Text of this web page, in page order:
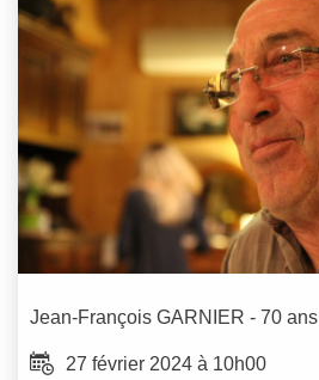
Jean-François GARNIER - 70 ans
27 février 2024 à 10h00